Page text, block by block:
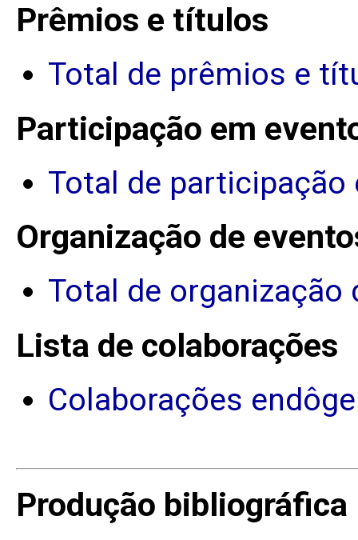
Prêmios e títulos
Total de prêmios e
Participação em
Total de participação
Organização de
Total de organização
Lista de colaborações
Colaborações
Produção bibliográfica